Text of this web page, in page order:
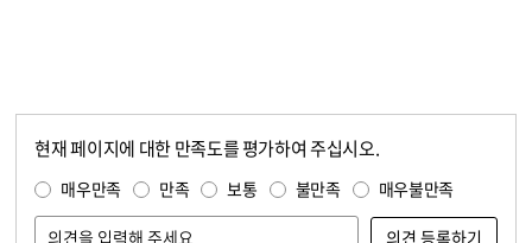
현재 페이지에 대한 만족도를 평가하여 주십시오.
매우만족 만족 보통 불만족 매우불만족